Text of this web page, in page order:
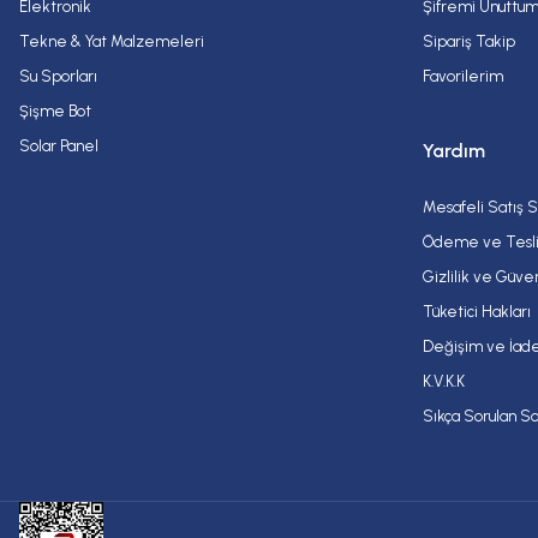
Elektronik
Tekne & Yat Malzemeleri
Su Sporları
Şişme Bot
Solar Panel
Şifremi Unuttum
Sipariş Takip
Favorilerim
Yardım
Mesafeli Satış
Ödeme ve
Gizlilik ve
Tüketici Hakları
Değişim ve
K.V.K.K
Sıkça Sorulan